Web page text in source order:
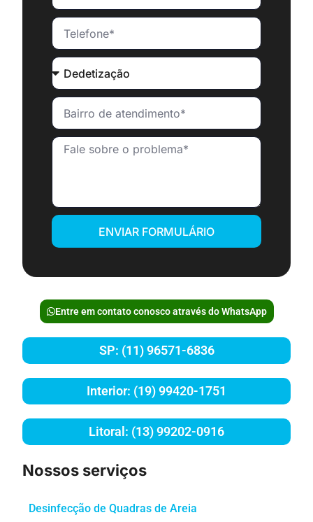
ENVIAR FORMULÁRIO
Entre em contato conosco através do WhatsApp
SP: (11) 96571-6836
Interior: (19) 99420-1751
Litoral: (13) 99202-0916
Nossos serviços
Desinfecção de Quadras de Areia